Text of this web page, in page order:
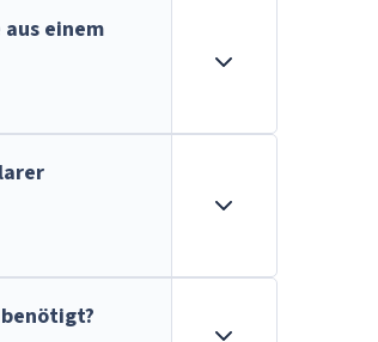
einem